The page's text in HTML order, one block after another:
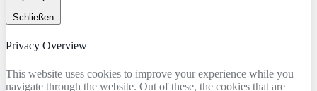
Schließen
Privacy Overview
This website uses cookies to improve your experience while you
navigate through the website. Out of these, the cookies that are